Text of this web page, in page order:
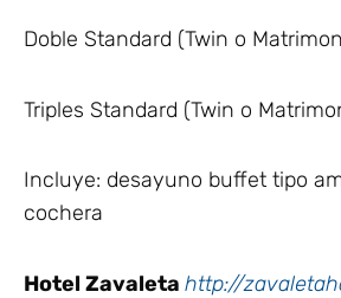
Doble Standard (Twin o
Triples Standard (Twin o
Incluye: desayuno buffet tipo
cochera
Hotel Zavaleta http://